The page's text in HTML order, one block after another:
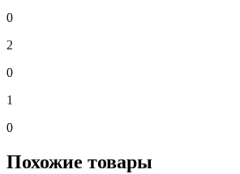
0
2
0
1
0
Похожие товары